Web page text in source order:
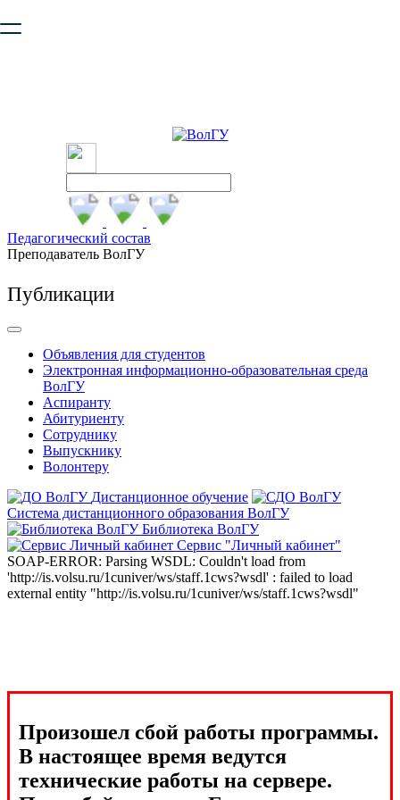
безопасную работу с сайтом. Пожалуйста
Педагогический состав
Преподаватель ВолГУ
Публикации
Объявления для студентов
Электронная информационно-образовательная среда
ВолГУ
Аспиранту
Абитуриенту
Сотруднику
Выпускнику
Волонтеру
Дистанционное обучение
Система дистанционного образования ВолГУ
Библиотека ВолГУ
Сервис "Личный кабинет"
SOAP-ERROR: Parsing WSDL: Couldn't load from
'http://is.volsu.ru/1cuniver/ws/staff.1cws?wsdl' : failed to load
external entity "http://is.volsu.ru/1cuniver/ws/staff.1cws?wsdl"
Произошел сбой работы программы.
В настоящее время ведутся
технические работы на сервере.